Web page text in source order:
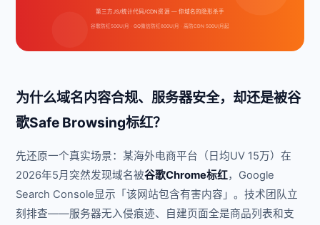
第三方JS/统计代码/CDN资源 — 你域名的隐形杀手
谷歌防红500U/月 · QQ微信防红800U/月 · 高防CDN 500U/月起
为什么域名内容合规、服务器安全，却还是被谷
歌Safe Browsing标红？
先还原一个真实场景：某海外电商平台（日均UV 15万）在
2026年5月突然发现域名被谷歌Chrome标红，Google
Search Console显示「该网站包含有害内容」。技术团队立
刻排查——服务器无入侵痕迹、自建页面全是商品列表和支